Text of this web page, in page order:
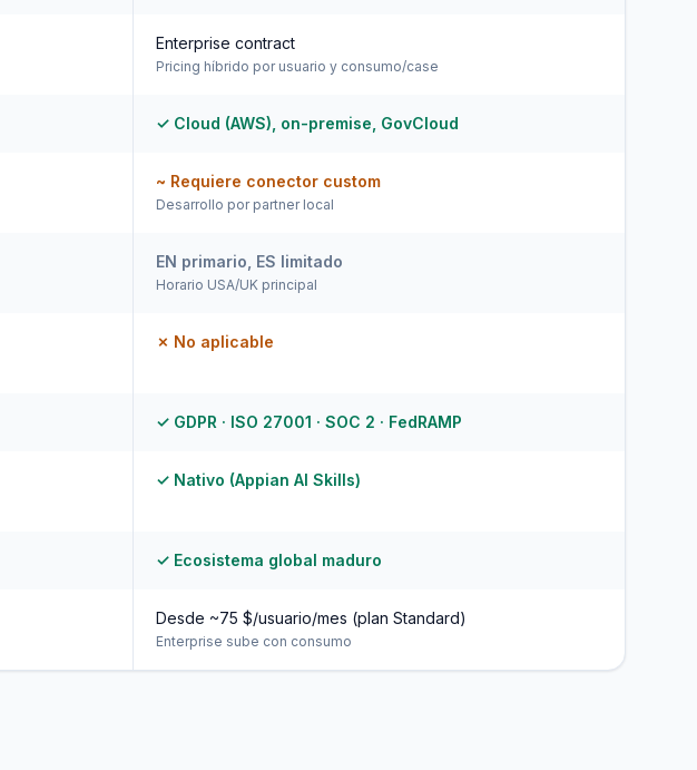
Enterprise contract
Pricing híbrido por usuario y consumo/case
✓ Cloud (AWS), on-premise, GovCloud
~ Requiere conector custom
Desarrollo por partner local
EN primario, ES limitado
Horario USA/UK principal
✗ No aplicable
✓ GDPR · ISO 27001 · SOC 2 · FedRAMP
✓ Nativo (Appian AI Skills)
✓ Ecosistema global maduro
Desde ~75 $/usuario/mes (plan Standard)
Enterprise sube con consumo